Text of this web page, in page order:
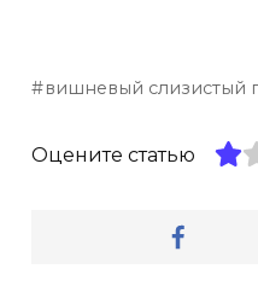
вишневый слизистый
Оцените статью